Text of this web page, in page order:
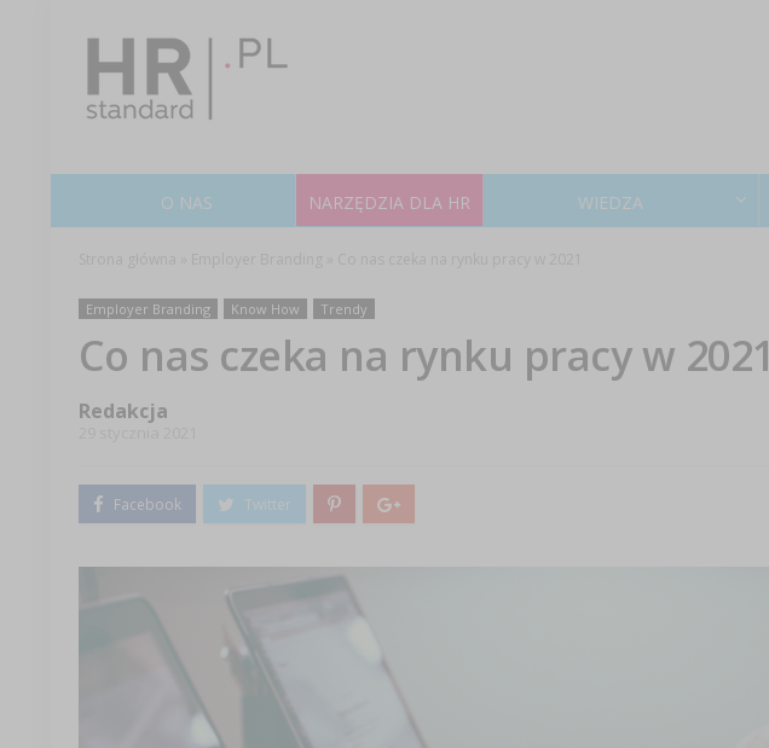
O NAS NARZĘDZIA DLA HR WIEDZA
Employer Branding Know How Trendy
Co nas czeka na rynku pracy w 2021
Redakcja